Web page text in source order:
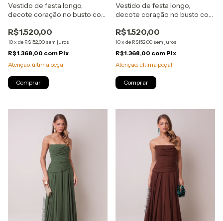
Vestido de festa longo,
decote coração no busto com
degagê nas costas - Verde
Menta
R$1.520,00
10x de R$152,00 sem juros
R$1.368,00 com Pix
Atenção, última peça!
Comprar
Vestido de festa longo,
decote coração no busto com
degagê nas costas - Rosa Pink
R$1.520,00
10x de R$152,00 sem juros
R$1.368,00 com Pix
Atenção, última peça!
Comprar